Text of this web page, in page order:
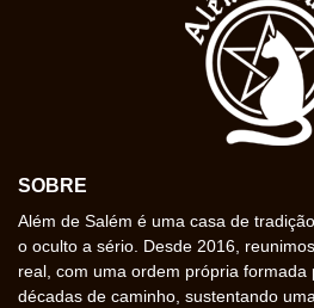
SOBRE
Além de Salém é uma casa de
o oculto a sério. Desde 2016,
real, com uma ordem própria formada
décadas de caminho, sustentando